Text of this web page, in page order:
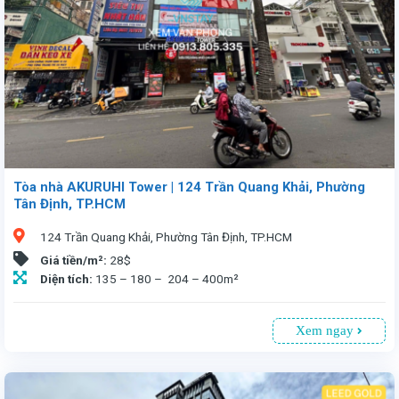
Tòa nhà AKURUHI Tower | 124 Trần Quang Khải, Phường
Tân Định, TP.HCM
124 Trần Quang Khải, Phường Tân Định, TP.HCM
Giá tiền/m²: 28$
Diện tích: 135 – 180 – 204 – 400m²
Xem ngay